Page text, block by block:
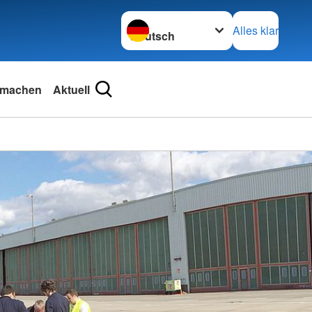
Sprache wechseln zu
Alles klar
Aktuell